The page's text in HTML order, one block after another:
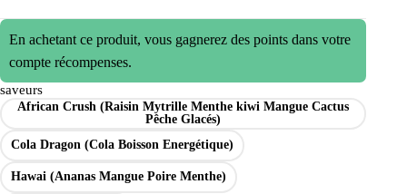
En achetant ce produit, vous gagnerez des points dans votre
compte récompenses.
saveurs
African Crush (Raisin Mytrille Menthe kiwi Mangue Cactus
Pêche Glacés)
Cola Dragon (Cola Boisson Energétique)
Hawai (Ananas Mangue Poire Menthe)